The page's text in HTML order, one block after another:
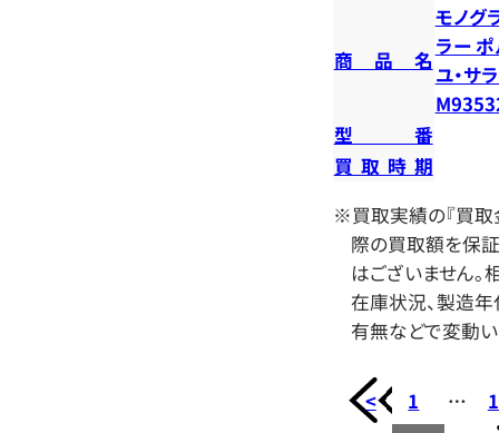
商品名
モノグ
ラー ポ
ユ・サ
型番
買取時期
※買取実績の『買取
際の買取額を保
はございません。
在庫状況、製造年
有無などで変動い
< 1 …